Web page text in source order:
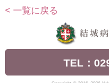
< 一覧に戻る
TEL：